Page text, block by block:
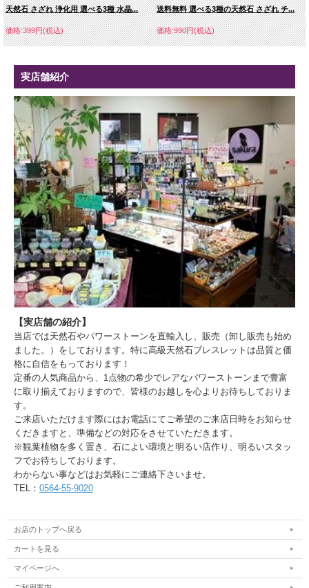
天然石 さざれ 浄化用 選べる3種 水晶...
価格:399円(税込)
送料無料 選べる3種の天然石 さざれ チ...
価格:990円(税込)
実店舗紹介
【実店舗の紹介】
当店では天然石やパワーストーンを直輸入し、販売（卸し販売も始め
ました。）をしております。特に高級天然石ブレスレットは品質と価
格に自信をもっております！
定番の人気商品から、1点物の希少でレアなパワーストーンまで豊富
に取り揃えておりますので、皆様のお越しを心よりお待ちしておりま
す。
ご来店いただけます際にはお電話にてご希望のご来店日時をお知らせ
くだきますと、準備などの対応をさせていただきます。
※観葉植物を多く置き、石によい環境と明るい店作り、明るいスタッ
フでお待ちしております。
わからない事などはお気軽にご連絡下さいませ。
TEL： 0564-55-9020
お店のトップへ戻る
カートを見る
マイページへ